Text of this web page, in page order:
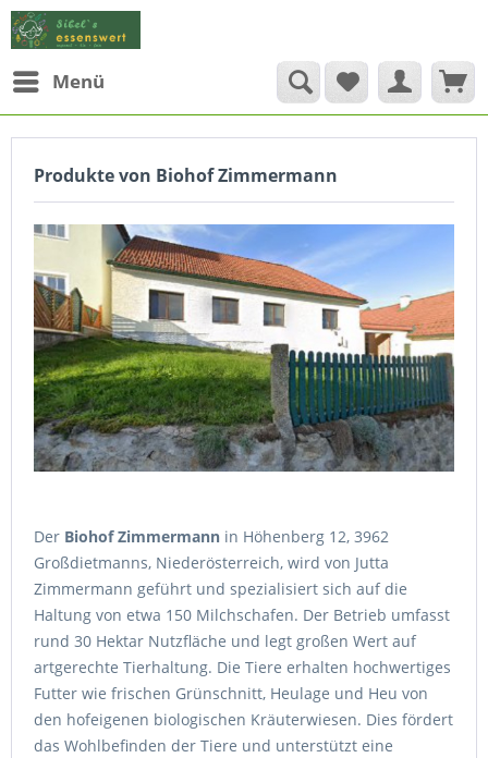
Menü
Produkte von Biohof Zimmermann
Der Biohof Zimmermann in Höhenberg 12, 3962
Großdietmanns, Niederösterreich, wird von Jutta
Zimmermann geführt und spezialisiert sich auf die
Haltung von etwa 150 Milchschafen. Der Betrieb umfasst
rund 30 Hektar Nutzfläche und legt großen Wert auf
artgerechte Tierhaltung. Die Tiere erhalten hochwertiges
Futter wie frischen Grünschnitt, Heulage und Heu von
den hofeigenen biologischen Kräuterwiesen. Dies fördert
das Wohlbefinden der Tiere und unterstützt eine